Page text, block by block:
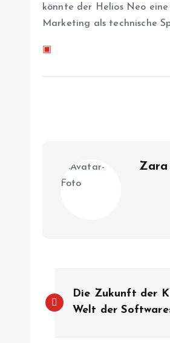
könnte der Helios Neo
Marketing als technische
▣
Zara
e
Die Zukunft der
Welt der